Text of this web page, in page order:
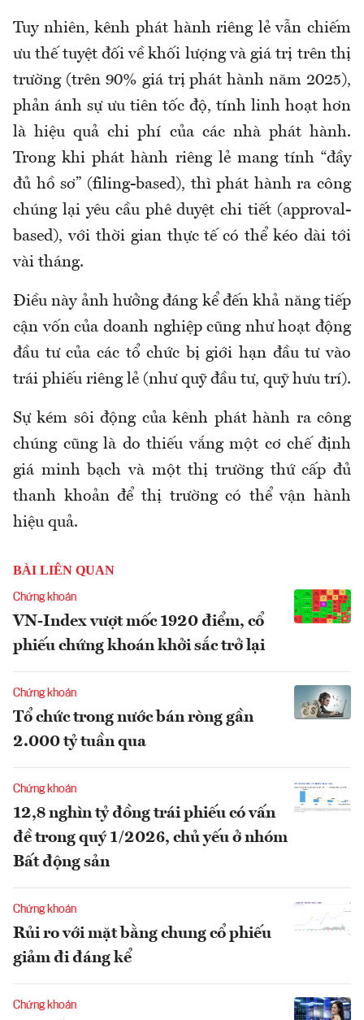
Tuy nhiên, kênh phát hành riêng lẻ vẫn chiếm
ưu thế tuyệt đối về khối lượng và giá trị trên thị
trường (trên 90% giá trị phát hành năm 2025),
phản ánh sự ưu tiên tốc độ, tính linh hoạt hơn
là hiệu quả chi phí của các nhà phát hành.
Trong khi phát hành riêng lẻ mang tính “đầy
đủ hồ sơ” (filing-based), thì phát hành ra công
chúng lại yêu cầu phê duyệt chi tiết (approval-
based), với thời gian thực tế có thể kéo dài tới
vài tháng.
Điều này ảnh hưởng đáng kể đến khả năng tiếp
cận vốn của doanh nghiệp cũng như hoạt động
đầu tư của các tổ chức bị giới hạn đầu tư vào
trái phiếu riêng lẻ (như quỹ đầu tư, quỹ hưu trí).
Sự kém sôi động của kênh phát hành ra công
chúng cũng là do thiếu vắng một cơ chế định
giá minh bạch và một thị trường thứ cấp đủ
thanh khoản để thị trường có thể vận hành
hiệu quả.
BÀI LIÊN QUAN
Chứng khoán
VN-Index vượt mốc 1920 điểm, cổ
phiếu chứng khoán khởi sắc trở lại
Chứng khoán
Tổ chức trong nước bán ròng gần
2.000 tỷ tuần qua
Chứng khoán
12,8 nghìn tỷ đồng trái phiếu có vấn
đề trong quý 1/2026, chủ yếu ở nhóm
Bất động sản
Chứng khoán
Rủi ro với mặt bằng chung cổ phiếu
giảm đi đáng kể
Chứng khoán